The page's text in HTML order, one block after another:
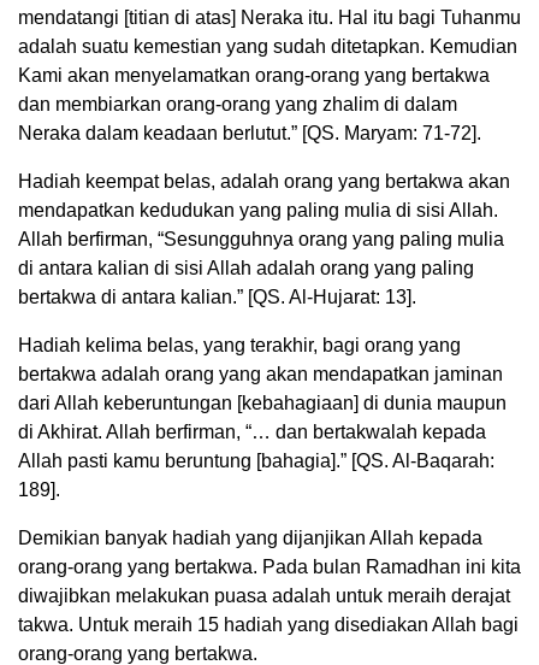
mendatangi [titian di atas] Neraka itu. Hal itu bagi Tuhanmu
adalah suatu kemestian yang sudah ditetapkan. Kemudian
Kami akan menyelamatkan orang-orang yang bertakwa
dan membiarkan orang-orang yang zhalim di dalam
Neraka dalam keadaan berlutut.” [QS. Maryam: 71-72].
Hadiah keempat belas, adalah orang yang bertakwa akan
mendapatkan kedudukan yang paling mulia di sisi Allah.
Allah berfirman, “Sesungguhnya orang yang paling mulia
di antara kalian di sisi Allah adalah orang yang paling
bertakwa di antara kalian.” [QS. Al-Hujarat: 13].
Hadiah kelima belas, yang terakhir, bagi orang yang
bertakwa adalah orang yang akan mendapatkan jaminan
dari Allah keberuntungan [kebahagiaan] di dunia maupun
di Akhirat. Allah berfirman, “… dan bertakwalah kepada
Allah pasti kamu beruntung [bahagia].” [QS. Al-Baqarah:
189].
Demikian banyak hadiah yang dijanjikan Allah kepada
orang-orang yang bertakwa. Pada bulan Ramadhan ini kita
diwajibkan melakukan puasa adalah untuk meraih derajat
takwa. Untuk meraih 15 hadiah yang disediakan Allah bagi
orang-orang yang bertakwa.